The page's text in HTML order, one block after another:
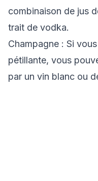
combinaison de jus
trait de vodka.
Champagne : Si
pétillante, vous
par un vin blanc ou